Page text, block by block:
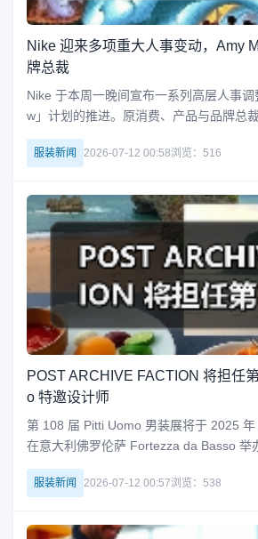
Nike 迎来多项重大人事变动，Amy
牌总裁
Nike 于本周一晚间宣布一系列高层人事
w」计划的推进。原消费、产品与品牌总裁
司内服务 26 年后将于 9 月退休，并在过
的部门计划被拆分为三个独立板块：消费
服装新闻 2026-07-12 00:58浏览：516
POST ARCHIVE FACTION 将担任
o 特邀设计师
第 108 届 Pitti Uomo 男装展将于 2025
在意大利佛罗伦萨 Fortezza da Basso 举
聚焦于风格独特、探索性强的原创时装表
宣布，韩国先锋男装品牌 POST
服装新闻 2026-07-12 00:57浏览：538